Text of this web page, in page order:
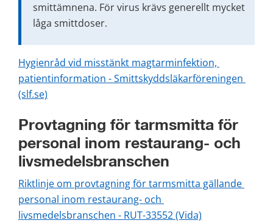
smittämnena. För virus krävs generellt mycket
låga smittdoser.
Hygienråd vid misstänkt magtarminfektion,
patientinformation - Smittskyddsläkarföreningen
(slf.se)
Provtagning för tarmsmitta för
personal inom restaurang- och
livsmedelsbranschen
Riktlinje om provtagning för tarmsmitta gällande
personal inom restaurang- och
livsmedelsbranschen - RUT-33552 (Vida)